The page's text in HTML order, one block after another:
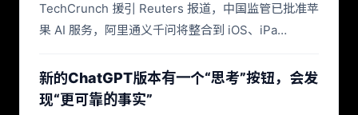
TechCrunch 援引 Reuters 报道，中国监管已批准苹
果 AI 服务，阿里通义千问将整合到 iOS、iPa…
新的ChatGPT版本有一个“思考”按钮，会发
现“更可靠的事实”